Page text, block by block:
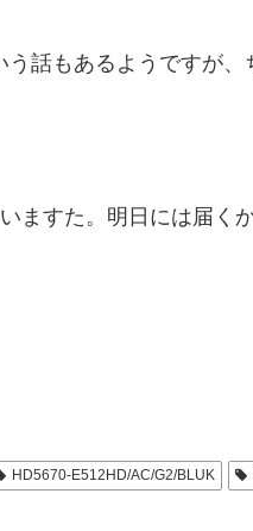
話もあるようですが
ますた。明日には届くか
HD5670-E512HD/AC/G2/BLUK